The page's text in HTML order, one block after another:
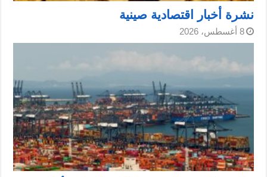
نشرة أخبار اقتصادية صينية
8 أغسطس، 2026